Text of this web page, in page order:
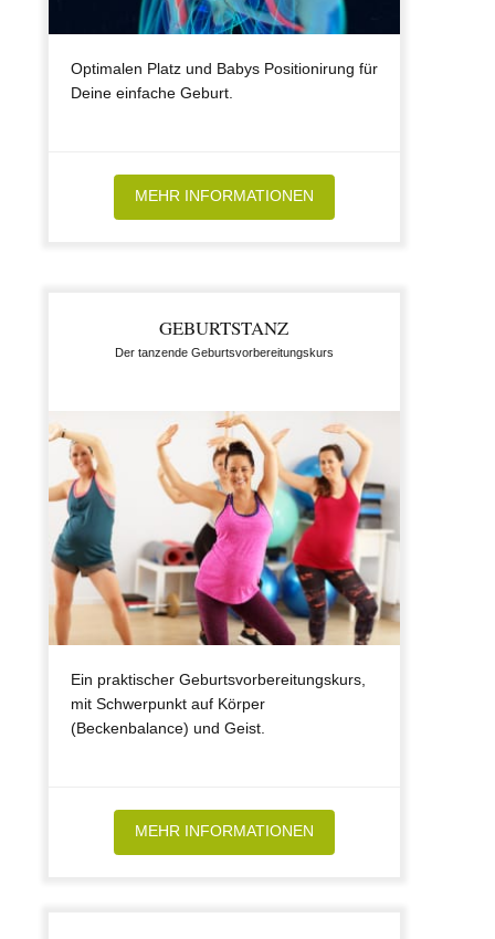
Optimalen Platz und Babys Positionirung für
Deine einfache Geburt.
MEHR INFORMATIONEN
GEBURTSTANZ
Der tanzende Geburtsvorbereitungskurs
Ein praktischer Geburtsvorbereitungskurs,
mit Schwerpunkt auf Körper
(Beckenbalance) und Geist.
MEHR INFORMATIONEN